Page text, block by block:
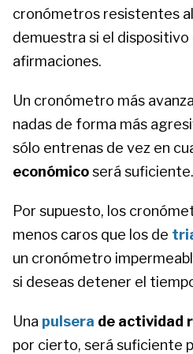
cronómetros resistentes
demuestra si el dispositivo
afirmaciones.
Un cronómetro más
nadas de forma más
sólo entrenas de vez en
económicoserá suficiente.
Por supuesto, los
menos caros que los de
un cronómetro
si deseas detener el
Una pulsera de actividad
por cierto, será suficiente